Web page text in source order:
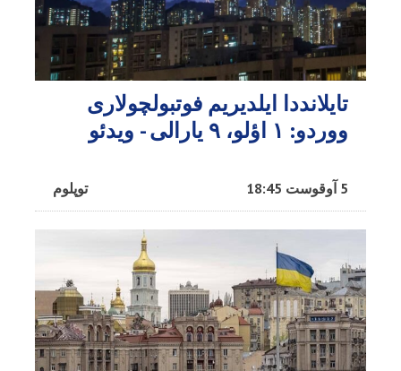
تایلانددا ایلدیریم فوتبولچولاری
ووردو: ۱ اؤلو، ۹ یارالی - ویدئو
توپلوم 5 آوقوست 18:45